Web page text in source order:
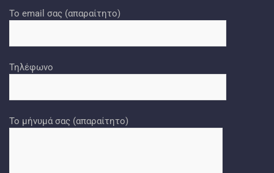
Το email σας (απαραίτητο)
Τηλέφωνο
Το μήνυμά σας (απαραίτητο)